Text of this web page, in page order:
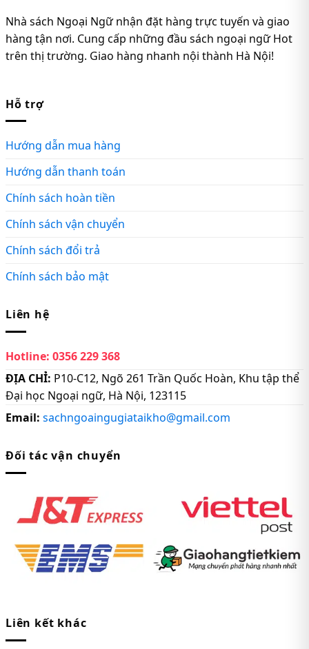
Nhà sách Ngoại Ngữ nhận đặt hàng trực tuyến và giao
hàng tận nơi. Cung cấp những đầu sách ngoại ngữ Hot
trên thị trường. Giao hàng nhanh nội thành Hà Nội!
Hỗ trợ
Hướng dẫn mua hàng
Hướng dẫn thanh toán
Chính sách hoàn tiền
Chính sách vận chuyển
Chính sách đổi trả
Chính sách bảo mật
Liên hệ
Hotline: 0356 229 368
ĐỊA CHỈ: P10-C12, Ngõ 261 Trần Quốc Hoàn, Khu tập thể
Đại học Ngoại ngữ, Hà Nội, 123115
Email: sachngoaingugiataikho@gmail.com
Đối tác vận chuyển
Liên kết khác